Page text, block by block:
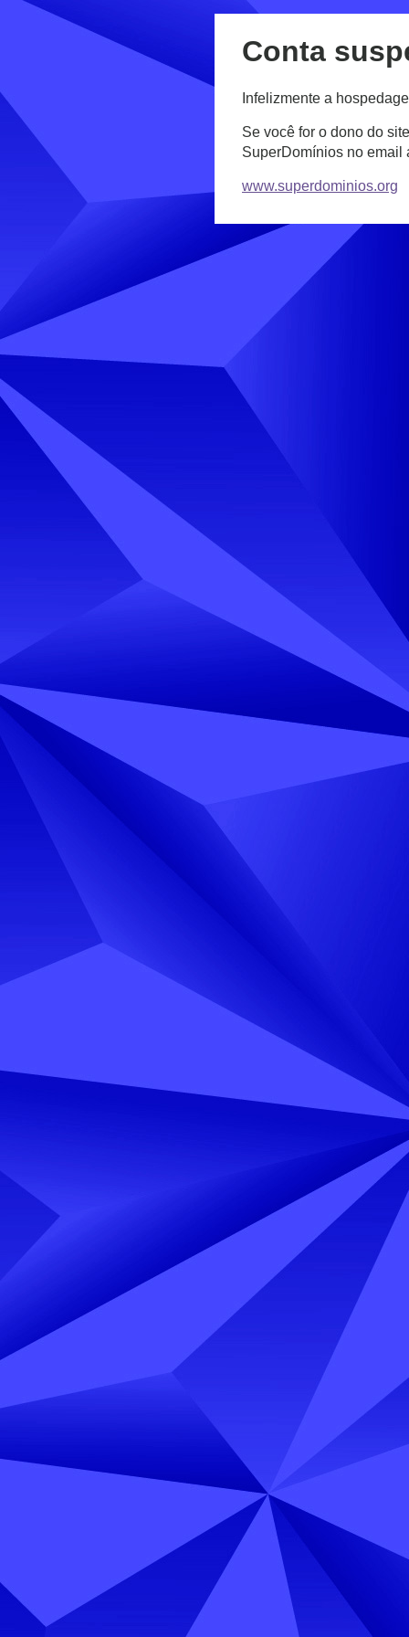
Conta
Infelizmente a
Se você for o dono do
SuperDomínios no email
www.superdominios.org